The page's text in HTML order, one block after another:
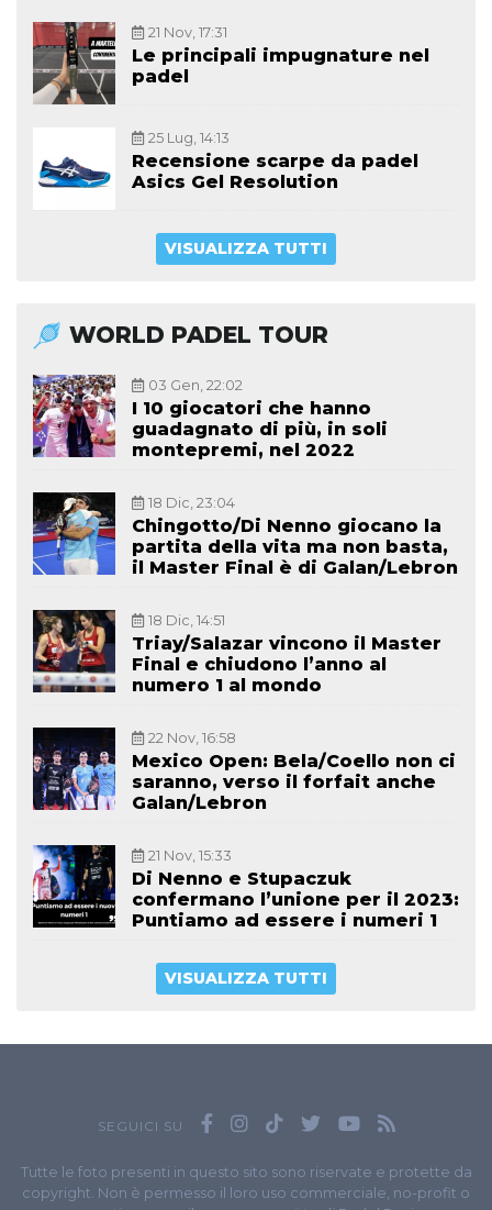
21 Nov, 17:31
Le principali impugnature nel
padel
25 Lug, 14:13
Recensione scarpe da padel
Asics Gel Resolution
VISUALIZZA TUTTI
WORLD PADEL TOUR
03 Gen, 22:02
I 10 giocatori che hanno
guadagnato di più, in soli
montepremi, nel 2022
18 Dic, 23:04
Chingotto/Di Nenno giocano la
partita della vita ma non basta,
il Master Final è di Galan/Lebron
18 Dic, 14:51
Triay/Salazar vincono il Master
Final e chiudono l’anno al
numero 1 al mondo
22 Nov, 16:58
Mexico Open: Bela/Coello non ci
saranno, verso il forfait anche
Galan/Lebron
21 Nov, 15:33
Di Nenno e Stupaczuk
confermano l’unione per il 2023:
Puntiamo ad essere i numeri 1
VISUALIZZA TUTTI
SEGUICI SU
Tutte le foto presenti in questo sito sono riservate e protette da
copyright. Non è permesso il loro uso commerciale, no-profit o